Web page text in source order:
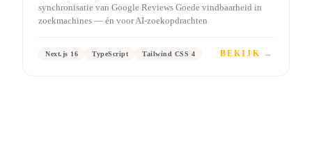
synchronisatie van Google Reviews Goede vindbaarheid in
zoekmachines — én voor AI-zoekopdrachten
Next.js 16 TypeScript Tailwind CSS 4 BEKIJK →